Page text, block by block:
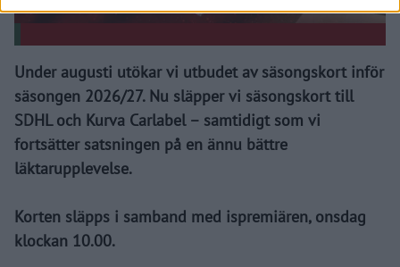
Under augusti utökar vi utbudet av säsongskort inför
säsongen 2026/27. Nu släpper vi säsongskort till
SDHL och Kurva Carlabel – samtidigt som vi
fortsätter satsningen på en ännu bättre
läktarupplevelse.
Korten släpps i samband med ispremiären, onsdag
klockan 10.00.